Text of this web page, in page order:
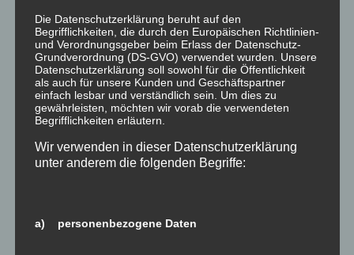
Die Datenschutzerklärung beruht auf den
Begrifflichkeiten, die durch den Europäischen Richtlinien-
und Verordnungsgeber beim Erlass der Datenschutz-
Grundverordnung (DS-GVO) verwendet wurden. Unsere
Datenschutzerklärung soll sowohl für die Öffentlichkeit
als auch für unsere Kunden und Geschäftspartner
einfach lesbar und verständlich sein. Um dies zu
gewährleisten, möchten wir vorab die verwendeten
Begrifflichkeiten erläutern.
Wir verwenden in dieser Datenschutzerklärung
unter anderem die folgenden Begriffe:
a) personenbezogene Daten